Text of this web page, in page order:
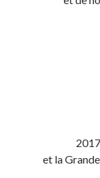
et la